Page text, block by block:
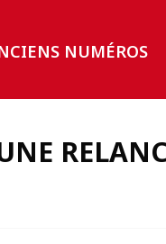
NUMÉROS